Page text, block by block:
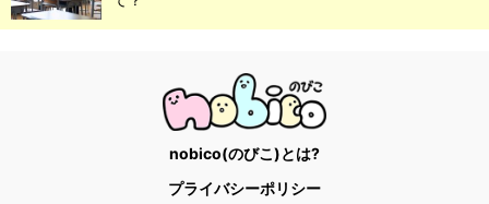
nobico(のびこ)とは?
プライバシーポリシー